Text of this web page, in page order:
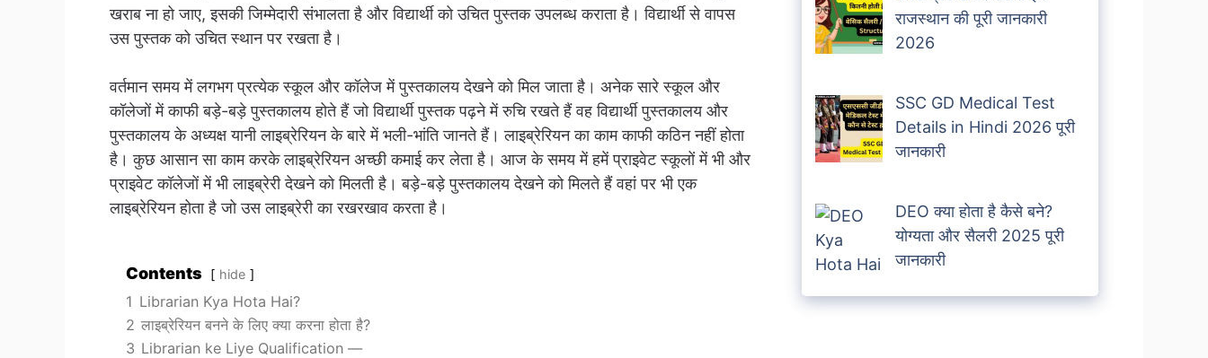
खराब ना हो जाए, इसकी जिम्मेदारी संभालता है और विद्यार्थी को उचित पुस्तक उपलब्ध कराता है। विद्यार्थी से वापस
उस पुस्तक को उचित स्थान पर रखता है।
वर्तमान समय में लगभग प्रत्येक स्कूल और कॉलेज में पुस्तकालय देखने को मिल जाता है। अनेक सारे स्कूल और
कॉलेजों में काफी बड़े-बड़े पुस्तकालय होते हैं जो विद्यार्थी पुस्तक पढ़ने में रुचि रखते हैं वह विद्यार्थी पुस्तकालय और
पुस्तकालय के अध्यक्ष यानी लाइब्रेरियन के बारे में भली-भांति जानते हैं। लाइब्रेरियन का काम काफी कठिन नहीं होता
है। कुछ आसान सा काम करके लाइब्रेरियन अच्छी कमाई कर लेता है। आज के समय में हमें प्राइवेट स्कूलों में भी और
प्राइवेट कॉलेजों में भी लाइब्रेरी देखने को मिलती है। बड़े-बड़े पुस्तकालय देखने को मिलते हैं वहां पर भी एक
लाइब्रेरियन होता है जो उस लाइब्रेरी का रखरखाव करता है।
Contents hide
1 Librarian Kya Hota Hai?
2 लाइब्रेरियन बनने के लिए क्या करना होता है?
3 Librarian ke Liye Qualification —
राजस्थान की पूरी जानकारी
2026
SSC GD Medical Test
Details in Hindi 2026 पूरी
जानकारी
DEO क्या होता है कैसे बने?
योग्यता और सैलरी 2025 पूरी
जानकारी